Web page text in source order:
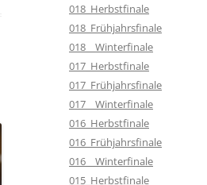
018_Herbstfinale
018_Frühjahrsfinale
018__Winterfinale
017_Herbstfinale
017_Frühjahrsfinale
017__Winterfinale
016_Herbstfinale
016_Frühjahrsfinale
016__Winterfinale
015_Herbstfinale